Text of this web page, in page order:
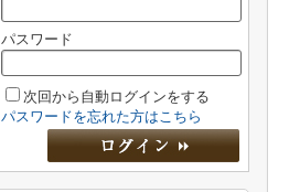
パスワード
次回から自動ログインをする
パスワードを忘れた方はこちら